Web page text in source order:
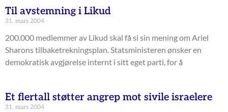
Til avstemning i Likud
31. mars 2004
200.000 medlemmer av Likud skal få si sin mening om Ariel
Sharons tilbaketrekningsplan. Statsministeren ønsker en
demokratisk avgjørelse internt i sitt eget parti, for å
Et flertall støtter angrep mot sivile israelere
31. mars 2004